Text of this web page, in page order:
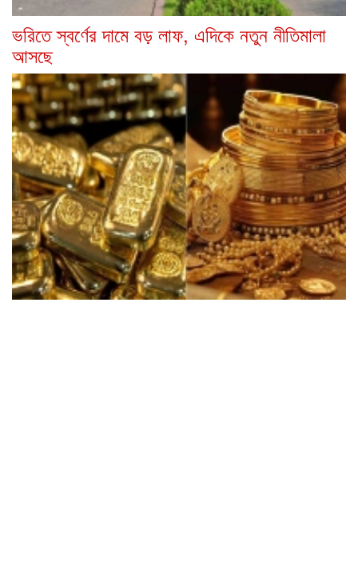
ভরিতে স্বর্ণের দামে বড় লাফ, এদিকে নতুন নীতিমালা
আসছে